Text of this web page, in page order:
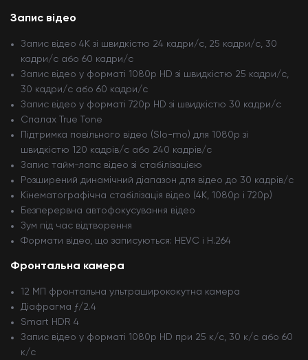
Запис відео
Запис відео 4K зі швидкістю 24 кадри/с, 25 кадри/с, 30
кадри/с або 60 кадри/с
Запис відео у форматі 1080p HD зі швидкістю 25 кадри/с,
30 кадри/с або 60 кадри/с
Запис відео у форматі 720p HD зі швидкістю 30 кадри/с
Спалах True Tone
Підтримка повільного відео (Slo-mo) для 1080p зі
швидкістю 120 кадрів/с або 240 кадрів/с
Запис тайм-лапс відео зі стабілізацією
Розширений динамічний діапазон для відео до 30 кадрів/с
Кінематографічна стабілізація відео (4K, 1080p і 720p)
Безперервна автофокусування відео
Зум під час відтворення
Формати відео, що записуються: HEVC і H.264
Фронтальна камера
12 МП фронтальна ультраширококутна камера
Діафрагма ƒ/2.4
Smart HDR 4
Запис відео у форматі 1080p HD при 25 к/с, 30 к/с або 60
к/с